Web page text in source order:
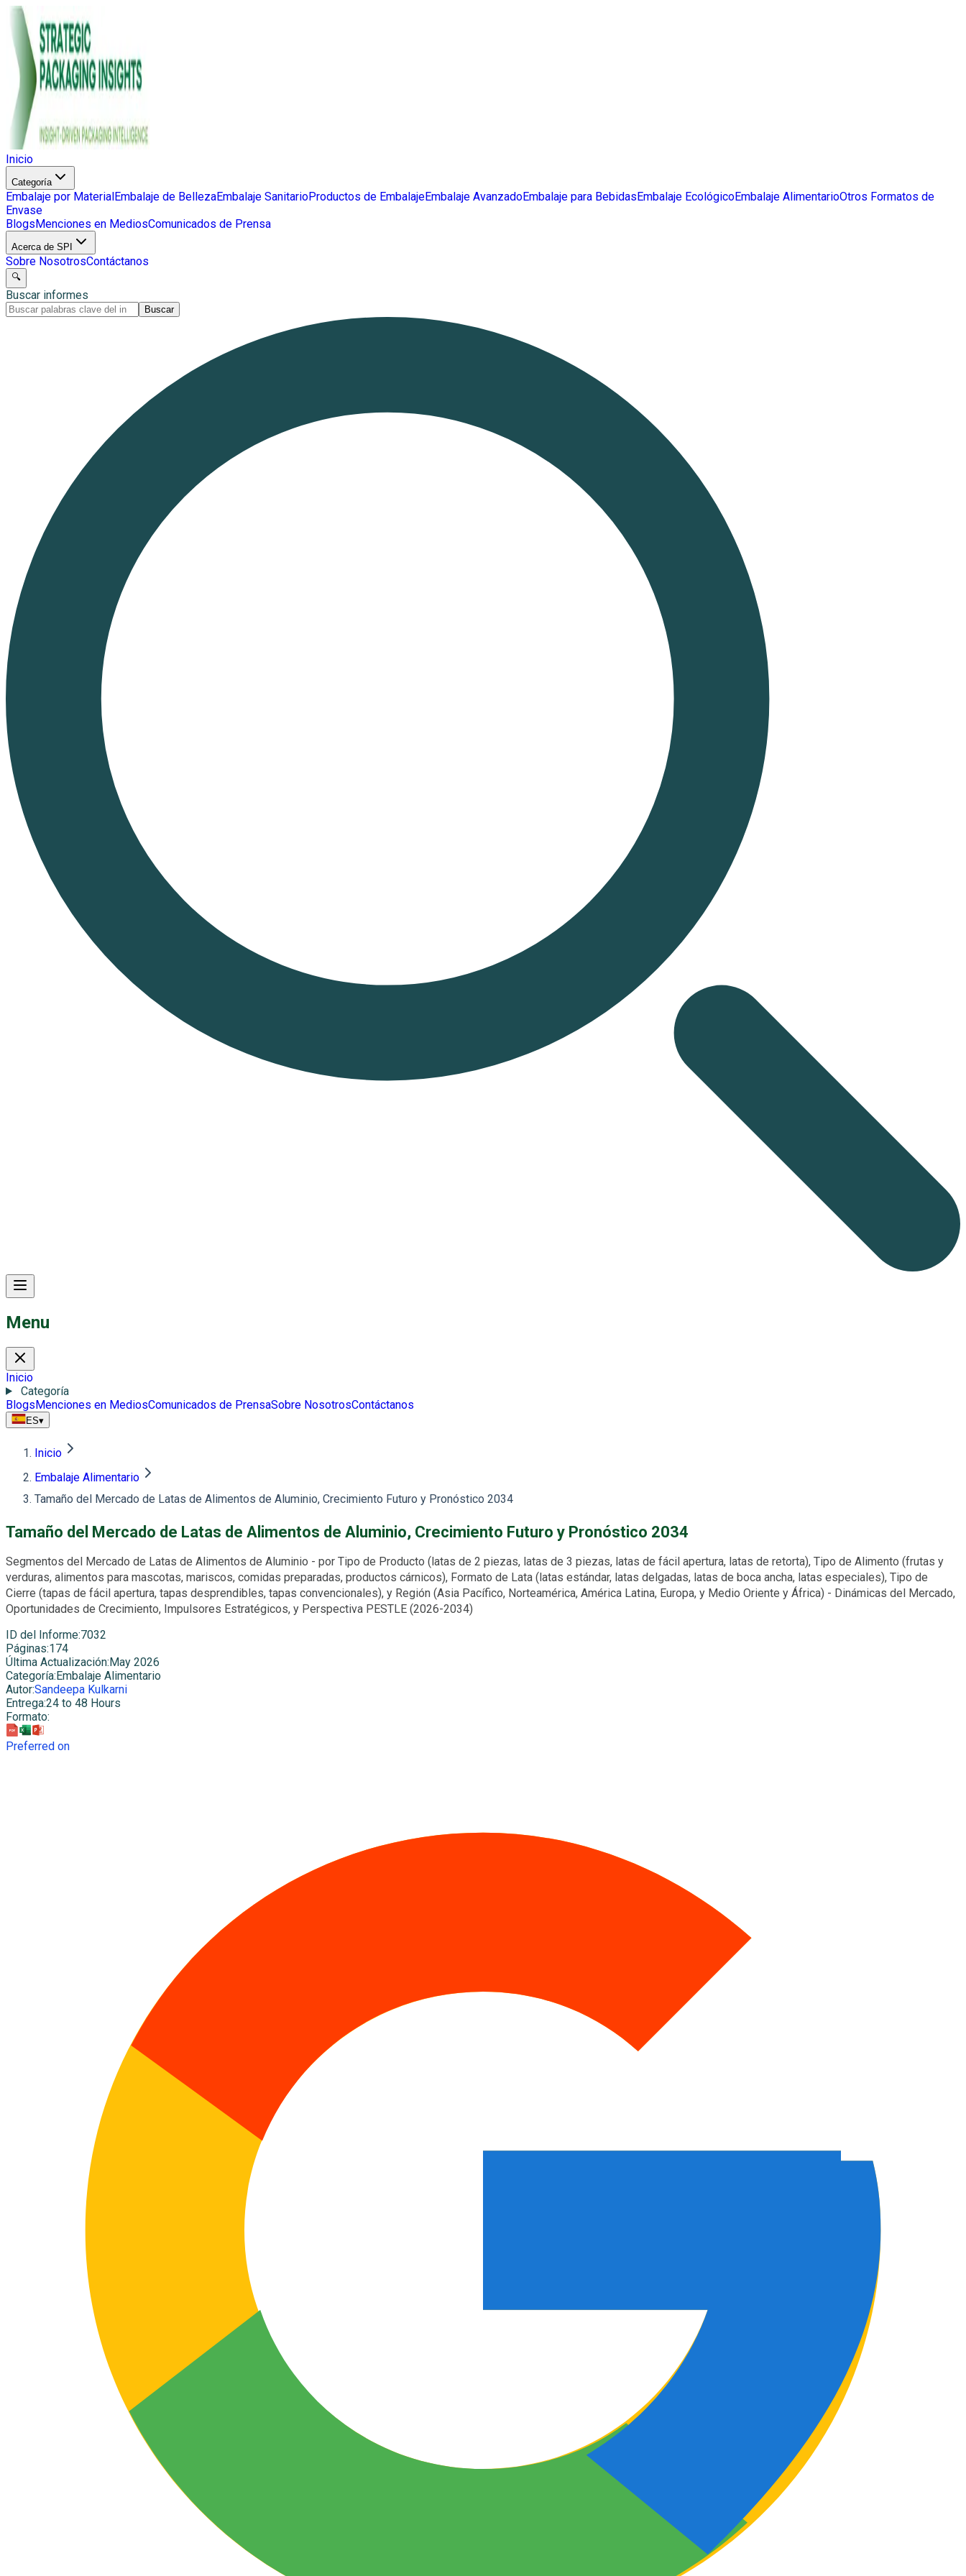
Inicio
Categoría
Embalaje por MaterialEmbalaje de BellezaEmbalaje SanitarioProductos de EmbalajeEmbalaje AvanzadoEmbalaje para BebidasEmbalaje EcológicoEmbalaje AlimentarioOtros Formatos de
Envase
BlogsMenciones en MediosComunicados de Prensa
Acerca de SPI
Sobre NosotrosContáctanos
🔍
Buscar informes
Buscar
Menu
Inicio
Categoría
BlogsMenciones en MediosComunicados de PrensaSobre NosotrosContáctanos
ES▾
Inicio
Embalaje Alimentario
Tamaño del Mercado de Latas de Alimentos de Aluminio, Crecimiento Futuro y Pronóstico 2034
Tamaño del Mercado de Latas de Alimentos de Aluminio, Crecimiento Futuro y Pronóstico 2034
Segmentos del Mercado de Latas de Alimentos de Aluminio - por Tipo de Producto (latas de 2 piezas, latas de 3 piezas, latas de fácil apertura, latas de retorta), Tipo de Alimento (frutas y
verduras, alimentos para mascotas, mariscos, comidas preparadas, productos cárnicos), Formato de Lata (latas estándar, latas delgadas, latas de boca ancha, latas especiales), Tipo de
Cierre (tapas de fácil apertura, tapas desprendibles, tapas convencionales), y Región (Asia Pacífico, Norteamérica, América Latina, Europa, y Medio Oriente y África) - Dinámicas del Mercado,
Oportunidades de Crecimiento, Impulsores Estratégicos, y Perspectiva PESTLE (2026-2034)
ID del Informe:7032
Páginas:174
Última Actualización: May 2026
Categoría: Embalaje Alimentario
Autor:Sandeepa Kulkarni
Entrega:24 to 48 Hours
Formato:
Preferred on